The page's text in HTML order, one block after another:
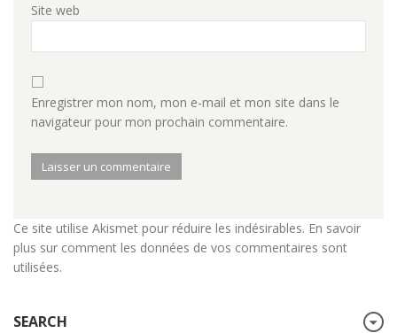
Site web
Enregistrer mon nom, mon e-mail et mon site dans le
navigateur pour mon prochain commentaire.
Ce site utilise Akismet pour réduire les indésirables. En savoir
plus sur comment les données de vos commentaires sont
utilisées.
SEARCH